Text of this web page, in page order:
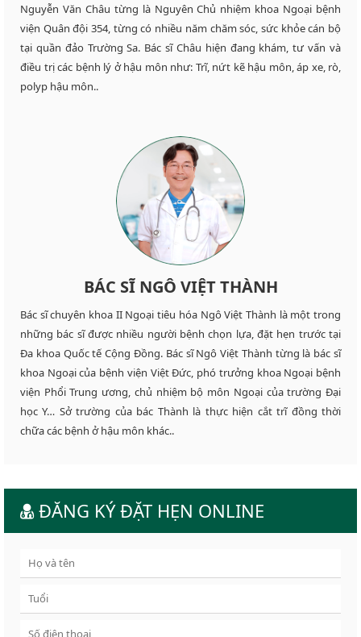
Nguyễn Văn Châu từng là Nguyên Chủ nhiệm khoa Ngoại bệnh
viện Quân đội 354, từng có nhiều năm chăm sóc, sức khỏe cán bộ
tại quần đảo Trường Sa. Bác sĩ Châu hiện đang khám, tư vấn và
điều trị các bệnh lý ở hậu môn như: Trĩ, nứt kẽ hậu môn, áp xe, rò,
polyp hậu môn..
BÁC SĨ NGÔ VIỆT THÀNH
Bác sĩ chuyên khoa II Ngoại tiêu hóa Ngô Việt Thành là một trong
những bác sĩ được nhiều người bệnh chọn lựa, đặt hẹn trước tại
Đa khoa Quốc tế Cộng Đồng. Bác sĩ Ngô Việt Thành từng là bác sĩ
khoa Ngoại của bệnh viện Việt Đức, phó trưởng khoa Ngoại bệnh
viện Phổi Trung ương, chủ nhiệm bộ môn Ngoại của trường Đại
học Y… Sở trường của bác Thành là thực hiện cắt trĩ đồng thời
chữa các bệnh ở hậu môn khác..
ĐĂNG KÝ ĐẶT HẸN ONLINE